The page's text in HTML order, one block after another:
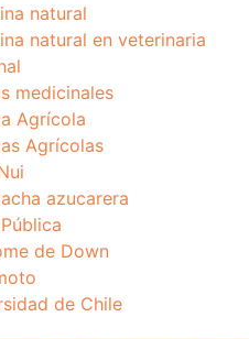
natural
natural en veterinaria
medicinales
Agrícola
Agrícolas
azucarera
de Down
de Chile